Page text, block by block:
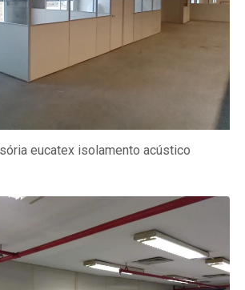
eucatex isolamento acústico